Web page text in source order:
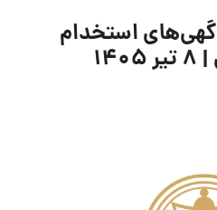
استخدام